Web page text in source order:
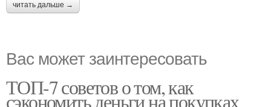
читать дальше →
Вас может заинтересовать
ТОП-7 советов о том, как
сэкономить деньги на покупках